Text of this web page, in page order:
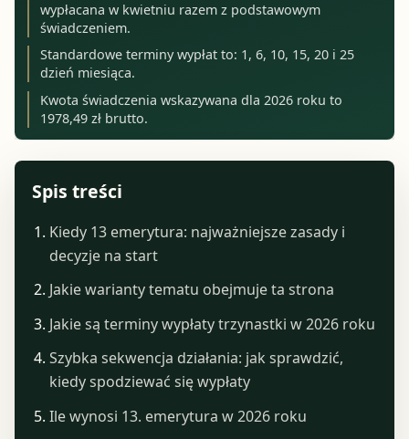
wypłacana w kwietniu razem z podstawowym
świadczeniem.
Standardowe terminy wypłat to: 1, 6, 10, 15, 20 i 25
dzień miesiąca.
Kwota świadczenia wskazywana dla 2026 roku to
1978,49 zł brutto.
Spis treści
Kiedy 13 emerytura: najważniejsze zasady i
decyzje na start
Jakie warianty tematu obejmuje ta strona
Jakie są terminy wypłaty trzynastki w 2026 roku
Szybka sekwencja działania: jak sprawdzić,
kiedy spodziewać się wypłaty
Ile wynosi 13. emerytura w 2026 roku